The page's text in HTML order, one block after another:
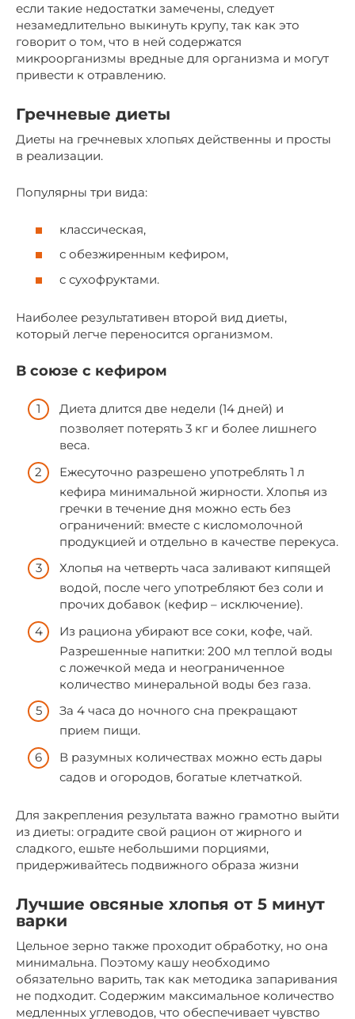
если такие недостатки замечены, следует
незамедлительно выкинуть крупу, так как это
говорит о том, что в ней содержатся
микроорганизмы вредные для организма и могут
привести к отравлению.
Гречневые диеты
Диеты на гречневых хлопьях действенны и просты
в реализации.
Популярны три вида:
классическая,
с обезжиренным кефиром,
c сухофруктами.
Наиболее результативен второй вид диеты,
который легче переносится организмом.
В союзе с кефиром
Диета длится две недели (14 дней) и
позволяет потерять 3 кг и более лишнего
веса.
Ежесуточно разрешено употреблять 1 л
кефира минимальной жирности. Хлопья из
гречки в течение дня можно есть без
ограничений: вместе с кисломолочной
продукцией и отдельно в качестве перекуса.
Хлопья на четверть часа заливают кипящей
водой, после чего употребляют без соли и
прочих добавок (кефир – исключение).
Из рациона убирают все соки, кофе, чай.
Разрешенные напитки: 200 мл теплой воды
с ложечкой меда и неограниченное
количество минеральной воды без газа.
За 4 часа до ночного сна прекращают
прием пищи.
В разумных количествах можно есть дары
садов и огородов, богатые клетчаткой.
Для закрепления результата важно грамотно выйти
из диеты: оградите свой рацион от жирного и
сладкого, ешьте небольшими порциями,
придерживайтесь подвижного образа жизни
Лучшие овсяные хлопья от 5 минут
варки
Цельное зерно также проходит обработку, но она
минимальна. Поэтому кашу необходимо
обязательно варить, так как методика запаривания
не подходит. Содержим максимальное количество
медленных углеводов, что обеспечивает чувство